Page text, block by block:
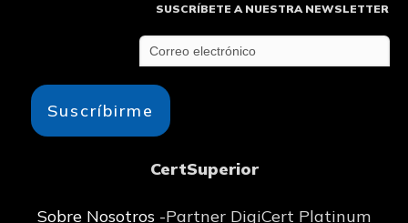
SUSCRÍBETE A NUESTRA NEWSLETTER
Suscríbirme
CertSuperior
Sobre Nosotros -Partner DigiCert Platinum